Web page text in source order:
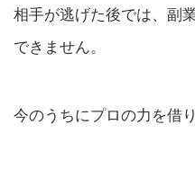
相手が逃げた後では、副
できません。
今のうちにプロの力を借